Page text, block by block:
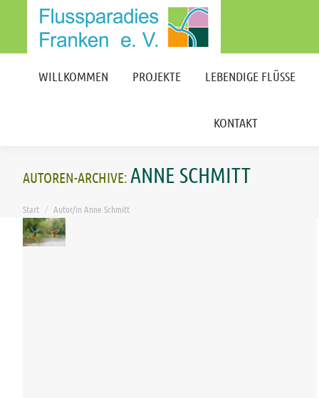
WILLKOMMEN PROJEKTE LEBENDIGE FLÜSSE
KONTAKT
AUTOREN-ARCHIVE: ANNE SCHMITT
Start Autor/in Anne Schmitt
WILLKOMMEN PROJEKTE
KONTAKT